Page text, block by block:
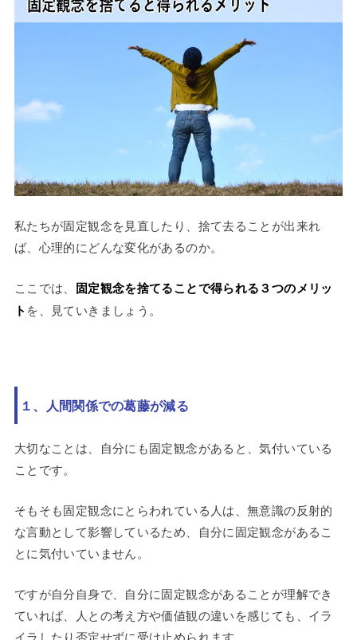
私たちが固定観念を見直したり、捨て去ることが出来れ
ば、心理的にどんな変化があるのか。
ここでは、 固定観念を捨てることで得られる３つのメリッ
ト を、見ていきましょう。
１、人間関係での葛藤が減る
大切なことは、自分にも固定観念があると、気付いている
ことです。
そもそも固定観念にとらわれている人は、無意識の反射的
な言動として影響しているため、自分に固定観念があるこ
とに気付いていません。
ですが自分自身で、自分に固定観念があることが理解でき
ていれば、人との考え方や価値観の違いを感じても、イラ
イラしたり否定せずに受け止められます。